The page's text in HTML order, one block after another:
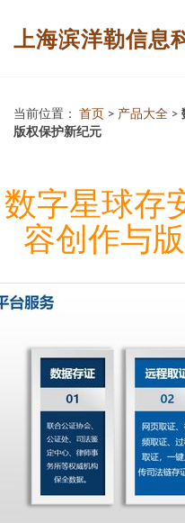
上海滨洋勒信息
当前位置： 首页 > 产品大全 >
版权保护新纪元
数字星球存
容创作与